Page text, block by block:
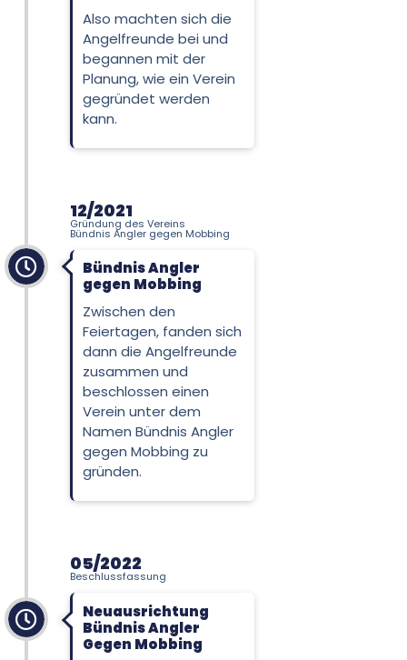
Also machten sich die
Angelfreunde bei und
begannen mit der
Planung, wie ein Verein
gegründet werden
kann.
12/2021
Gründung des Vereins
Bündnis Angler gegen Mobbing
Bündnis Angler
gegen Mobbing
Zwischen den
Feiertagen, fanden sich
dann die Angelfreunde
zusammen und
beschlossen einen
Verein unter dem
Namen Bündnis Angler
gegen Mobbing zu
gründen.
05/2022
Beschlussfassung
Neuausrichtung
Bündnis Angler
Gegen Mobbing